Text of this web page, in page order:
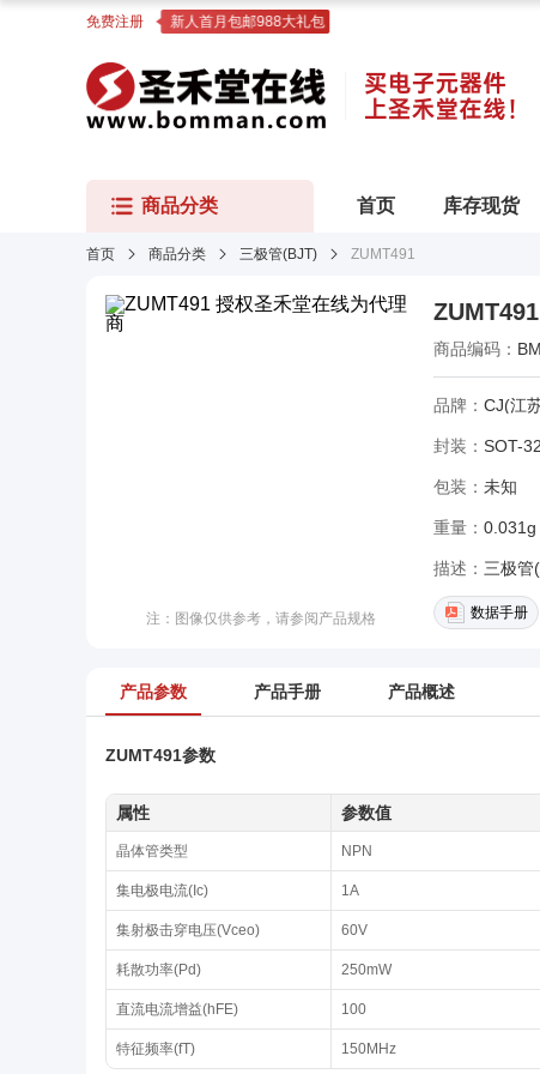
免费注册 新人首月包邮988大礼包
商品分类 首页 库存现货
首页 商品分类 三极管(BJT) ZUMT491
注：图像仅供参考，请参阅产品规格
ZUMT491
商品编码：
品牌： CJ(江
封装： SOT-
包装： 未知
重量： 0.031g
描述： 三极管
数据手册
产品参数 产品手册 产品概述
ZUMT491参数
属性 参数值
晶体管类型 NPN
集电极电流(Ic) 1A
集射极击穿电压(Vceo) 60V
耗散功率(Pd) 250mW
直流电流增益(hFE) 100
特征频率(fT) 150MHz